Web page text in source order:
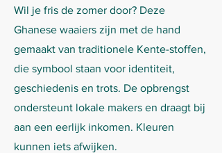
Wil je fris de zomer door? Deze
Ghanese waaiers zijn met de hand
gemaakt van traditionele Kente-stoffen,
die symbool staan voor identiteit,
geschiedenis en trots. De opbrengst
ondersteunt lokale makers en draagt bij
aan een eerlijk inkomen. Kleuren
kunnen iets afwijken.